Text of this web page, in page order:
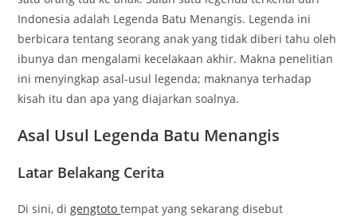
Indonesia adalah Legenda Batu Menangis. Legenda ini
berbicara tentang seorang anak yang tidak diberi tahu oleh
ibunya dan mengalami kecelakaan akhir. Makna penelitian
ini menyingkap asal-usul legenda; maknanya terhadap
kisah itu dan apa yang diajarkan soalnya.
Asal Usul Legenda Batu Menangis
Latar Belakang Cerita
Di sini, digengtototempat yang sekarang disebut